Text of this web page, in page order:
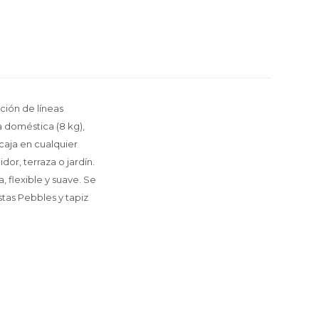
de líneas
(8 kg),
en cualquier
terraza o jardín.
flexible y suave. Se
Pebbles y tapiz